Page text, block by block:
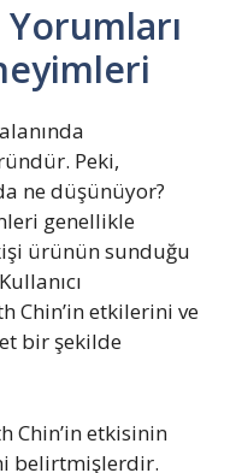
Peki,
ne düşünüyor?
genellikle
ürünün sunduğu
Chin’in etkilerini ve
bir şekilde
Chin’in etkisinin
belirtmişlerdir.